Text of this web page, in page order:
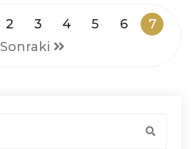
2 3 4 5 6
7
Sonraki